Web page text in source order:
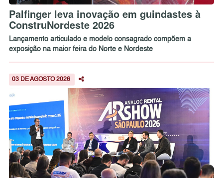
Palfinger leva inovação em guindastes à
ConstruNordeste 2026
Lançamento articulado e modelo consagrado compõem a
exposição na maior feira do Norte e Nordeste
03 DE AGOSTO 2026